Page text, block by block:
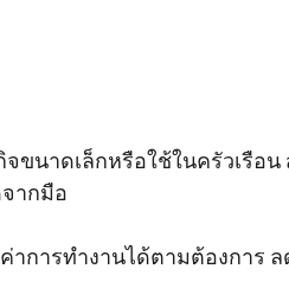
ขนาดเล็กหรือใช้ในครัวเรือ
ากมือ
การทำงานได้ตามต้องการ ล